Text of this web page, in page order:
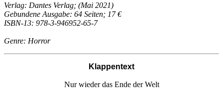
Verlag: Dantes Verlag; (Mai 2021)
Gebundene Ausgabe: 64 Seiten; 17 €
ISBN-13: 978-3-946952-65-7
Genre: Horror
Klappentext
Nur wieder das Ende der Welt